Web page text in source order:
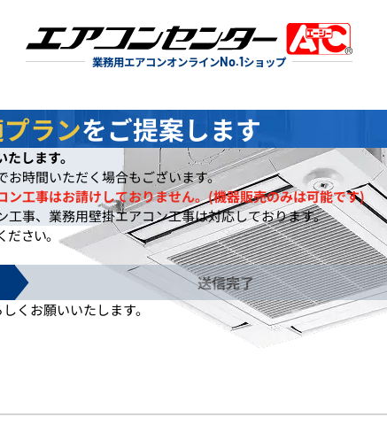
業務用エアコンオンラインNo.1ショップ
ランをご提案します
します。
お時間いただく場合もございます。
ン工事はお請けしておりません。(機器販売のみは可能です)
工事、業務用壁掛エアコン工事は対応しております。
さい。
送信完了
くお願いいたします。